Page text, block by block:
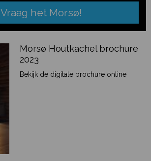
Vraag het Morsø!
Morsø Houtkachel brochure
2023
Bekijk de digitale brochure online